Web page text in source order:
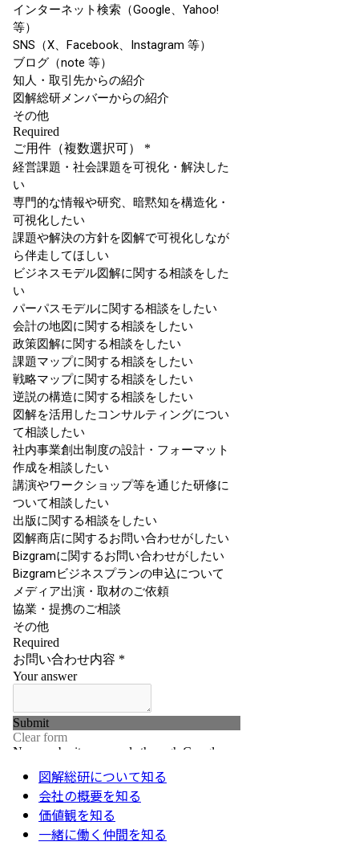
図解総研について知る
会社の概要を知る
価値観を知る
一緒に働く仲間を知る